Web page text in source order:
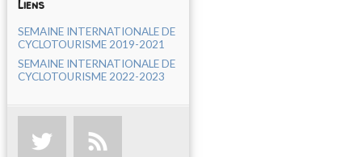
SEMAINE INTERNATIONALE DE
CYCLOTOURISME 2019-2021
SEMAINE INTERNATIONALE DE
CYCLOTOURISME 2022-2023